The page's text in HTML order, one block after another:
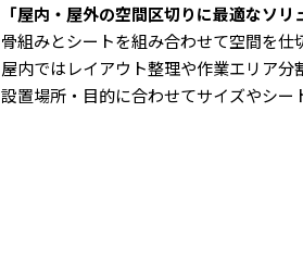
「屋内・屋外の空間区切りに最適なソリ
骨組みとシートを組み合わせて空間を仕
屋内ではレイアウト整理や作業エリア分
設置場所・目的に合わせてサイズやシー